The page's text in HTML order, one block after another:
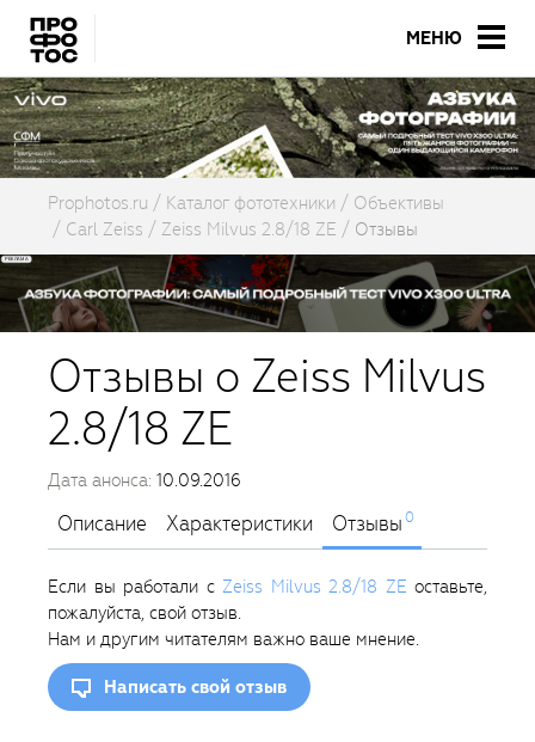
МЕНЮ
Prophotos.ru Каталог фототехники
Объективы
Carl Zeiss
Zeiss Milvus 2.8/18 ZE Отзывы
Отзывы о Zeiss Milvus
2.8/18 ZE
Дата анонса: 10.09.2016
Описание Характеристики Отзывы0
Если вы работали с Zeiss Milvus 2.8/18 ZE оставьте,
пожалуйста, свой отзыв.
Нам и другим читателям важно ваше мнение.
Написать свой отзыв